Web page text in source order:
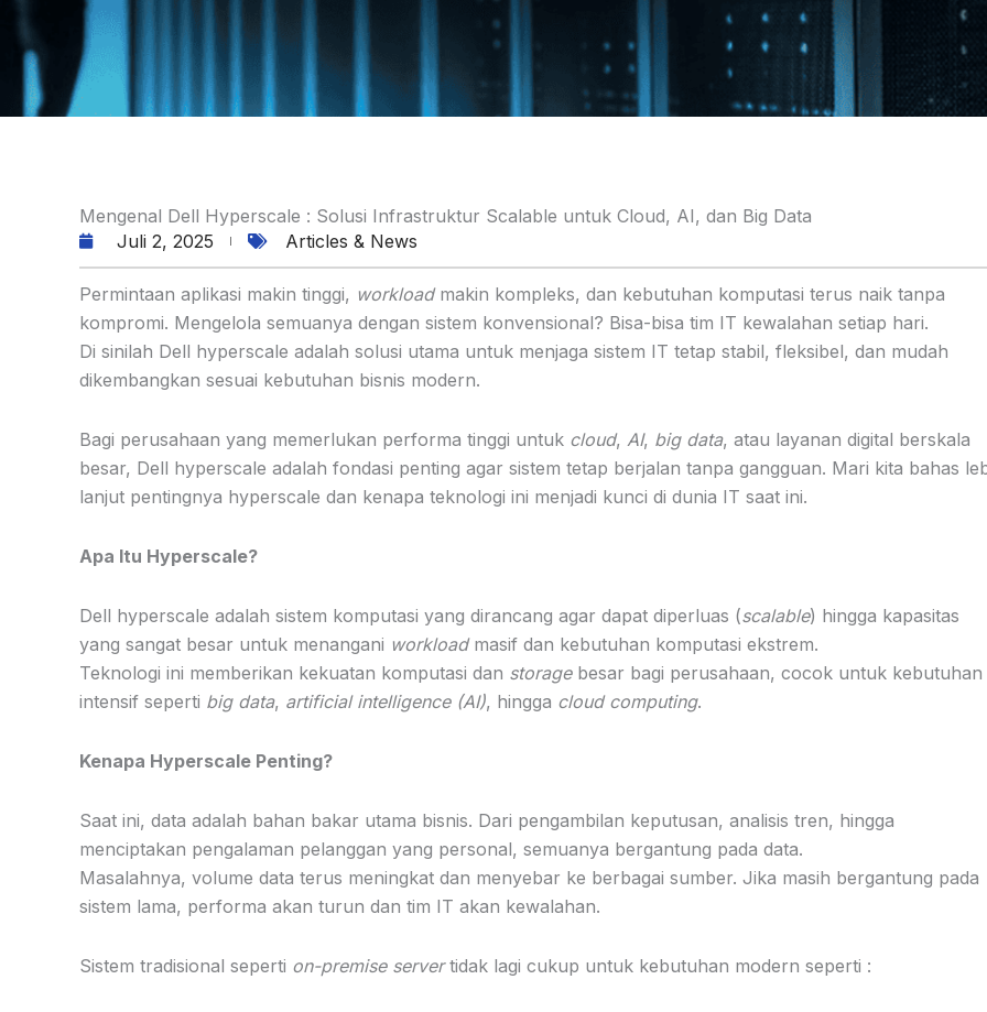
Mengenal Dell Hyperscale : Solusi Infrastruktur Scalable untuk Cloud, AI, dan Big Data
Juli 2, 2025
Articles & News
Permintaan aplikasi makin tinggi, workloadmakin kompleks, dan kebutuhan komputasi terus naik tanpa
kompromi. Mengelola semuanya dengan sistem konvensional? Bisa-bisa tim IT kewalahan setiap hari.
Di sinilah Dell hyperscale adalah solusi utama untuk menjaga sistem IT tetap stabil, fleksibel, dan mudah
dikembangkan sesuai kebutuhan bisnis modern.
Bagi perusahaan yang memerlukan performa tinggi untuk cloud, AI, big data, atau layanan digital berskala
besar, Dell hyperscale adalah fondasi penting agar sistem tetap berjalan tanpa gangguan. Mari kita bahas
lanjut pentingnya hyperscale dan kenapa teknologi ini menjadi kunci di dunia IT saat ini.
Apa Itu Hyperscale?
Dell hyperscale adalah sistem komputasi yang dirancang agar dapat diperluas (scalable) hingga kapasitas
yang sangat besar untuk menangani workloadmasif dan kebutuhan komputasi ekstrem.
Teknologi ini memberikan kekuatan komputasi dan storagebesar bagi perusahaan, cocok untuk kebutuhan
intensif seperti big data, artificial intelligence (AI), hingga cloud computing.
Kenapa Hyperscale Penting?
Saat ini, data adalah bahan bakar utama bisnis. Dari pengambilan keputusan, analisis tren, hingga
menciptakan pengalaman pelanggan yang personal, semuanya bergantung pada data.
Masalahnya, volume data terus meningkat dan menyebar ke berbagai sumber. Jika masih bergantung pada
sistem lama, performa akan turun dan tim IT akan kewalahan.
Sistem tradisional seperti on-premise servertidak lagi cukup untuk kebutuhan modern seperti :